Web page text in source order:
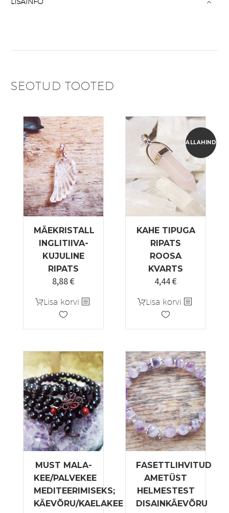
LISAINFO
SEOTUD TOOTED
MÄEKRISTALL
INGLITIIVA-
KUJULINE
RIPATS
8,88€
Lisa korvi
ALLAHINDLUS!
KAHE TIPUGA
RIPATS
ROOSA
KVARTS
Algne
oli:
5,55 €.
4,44€Praegune
on:
Lisa korvi
MUST MALA-
KEE/PALVEKEE
MEDITEERIMISEKS;
KÄEVÕRU/KAELAKEE
FASETTLIHVITUD
AMETÜST
HELMESTEST
DISAINKÄEVÕRU